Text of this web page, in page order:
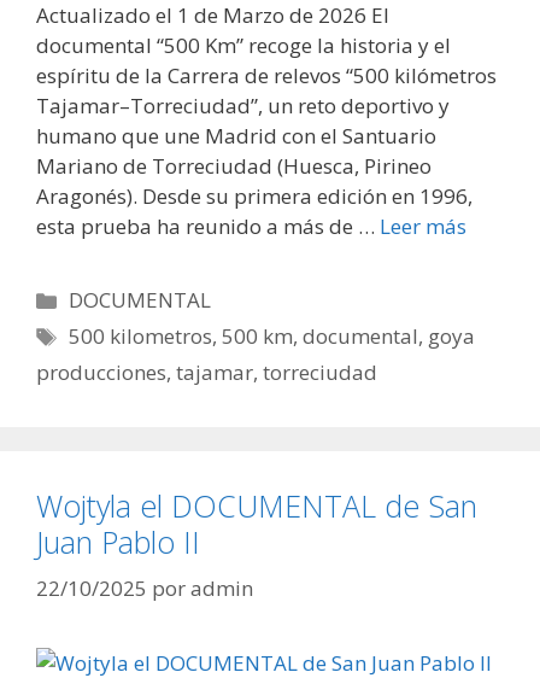
Actualizado el 1 de Marzo de 2026 El
documental “500 Km” recoge la historia y el
espíritu de la Carrera de relevos “500 kilómetros
Tajamar–Torreciudad”, un reto deportivo y
humano que une Madrid con el Santuario
Mariano de Torreciudad (Huesca, Pirineo
Aragonés). Desde su primera edición en 1996,
esta prueba ha reunido a más de … Leer más
Categorías
DOCUMENTAL
Etiquetas
500 kilometros,500 km,documental, goya
producciones, tajamar, torreciudad
Wojtyla el DOCUMENTAL de San
Juan Pablo II
22/10/2025 poradmin